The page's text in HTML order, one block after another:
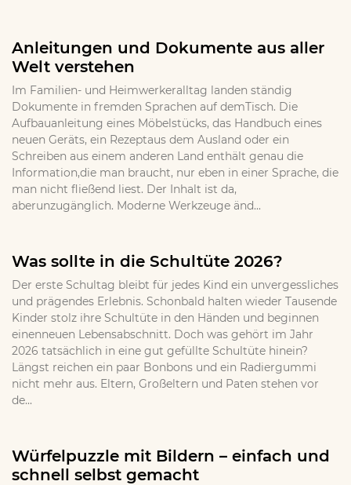
Anleitungen und Dokumente aus aller
Welt verstehen
Im Familien- und Heimwerkeralltag landen ständig
Dokumente in fremden Sprachen auf demTisch. Die
Aufbauanleitung eines Möbelstücks, das Handbuch eines
neuen Geräts, ein Rezeptaus dem Ausland oder ein
Schreiben aus einem anderen Land enthält genau die
Information,die man braucht, nur eben in einer Sprache, die
man nicht fließend liest. Der Inhalt ist da,
aberunzugänglich. Moderne Werkzeuge änd...
Was sollte in die Schultüte 2026?
Der erste Schultag bleibt für jedes Kind ein unvergessliches
und prägendes Erlebnis. Schonbald halten wieder Tausende
Kinder stolz ihre Schultüte in den Händen und beginnen
einenneuen Lebensabschnitt. Doch was gehört im Jahr
2026 tatsächlich in eine gut gefüllte Schultüte hinein?
Längst reichen ein paar Bonbons und ein Radiergummi
nicht mehr aus. Eltern, Großeltern und Paten stehen vor
de...
Würfelpuzzle mit Bildern – einfach und
schnell selbst gemacht